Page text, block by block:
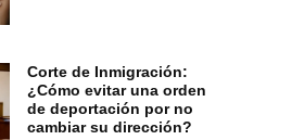
Corte de Inmigración:
¿Cómo evitar una orden
de deportación por no
cambiar su dirección?